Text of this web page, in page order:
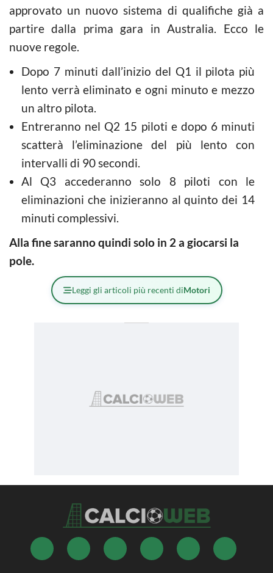
approvato un nuovo sistema di qualifiche già a
partire dalla prima gara in Australia. Ecco le
nuove regole.
Dopo 7 minuti dall’inizio del Q1 il pilota più
lento verrà eliminato e ogni minuto e mezzo
un altro pilota.
Entreranno nel Q2 15 piloti e dopo 6 minuti
scatterà l’eliminazione del più lento con
intervalli di 90 secondi.
Al Q3 accederanno solo 8 piloti con le
eliminazioni che inizieranno al quinto dei 14
minuti complessivi.
Alla fine saranno quindi solo in 2 a giocarsi la
pole.
Leggi gli articoli più recenti diMotori